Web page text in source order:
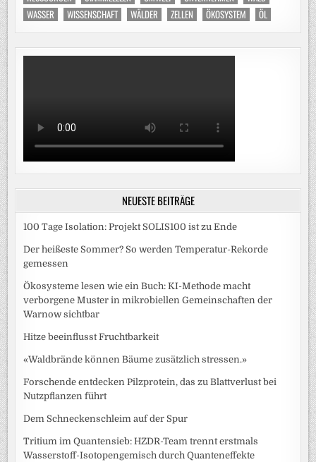
WASSER
WISSENSCHAFT WÄLDER ZELLEN ÖKOSYSTEM ÖL
NEUESTE BEITRÄGE
100 Tage Isolation: Projekt SOLIS100 ist zu Ende
Der heißeste Sommer? So werden Temperatur-Rekorde
gemessen
Ökosysteme lesen wie ein Buch: KI-Methode macht
verborgene Muster in mikrobiellen Gemeinschaften der
Warnow sichtbar
Hitze beeinflusst Fruchtbarkeit
«Waldbrände können Bäume zusätzlich stressen.»
Forschende entdecken Pilzprotein, das zu Blattverlust bei
Nutzpflanzen führt
Dem Schneckenschleim auf der Spur
Tritium im Quantensieb: HZDR-Team trennt erstmals
Wasserstoff-Isotopengemisch durch Quanteneffekte